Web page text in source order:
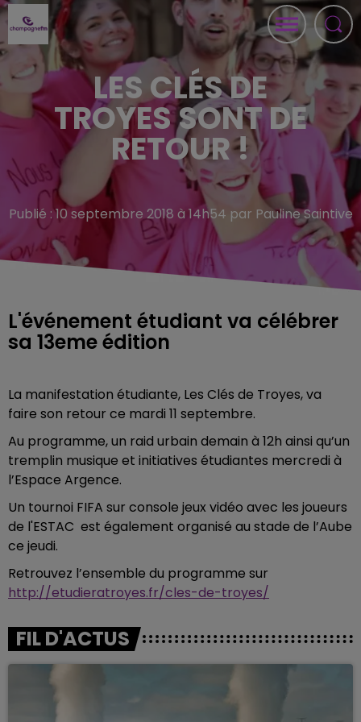
LES CLÉS DE
TROYES SONT DE
RETOUR !
Publié : 10 septembre 2018 à 14h54 par Pauline Saintive
L'événement étudiant va célébrer
sa 13eme édition
La manifestation étudiante, Les Clés de Troyes, va
faire son retour ce mardi 11 septembre.
Au programme, un raid urbain demain à 12h ainsi qu’un
tremplin musique et initiatives étudiantes mercredi à
l’Espace Argence.
Un tournoi FIFA sur console jeux vidéo avec les joueurs
de l'ESTAC est également organisé au stade de l’Aube
ce jeudi.
Retrouvez l’ensemble du programme sur
http://etudieratroyes.fr/cles-de-troyes/
FIL D'ACTUS